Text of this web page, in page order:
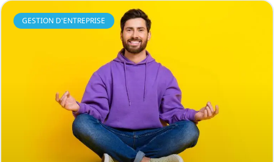
GESTION D'ENTREPRISE